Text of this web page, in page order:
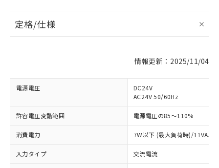
定格/仕様
情報更新：2025/11/04
電源電圧
DC24V
AC24V 50/60Hz
許容電圧変動範囲 電源電圧の85～110%
消費電力 7W以下 (最大負荷時)/11VA以
入力タイプ 交流電流